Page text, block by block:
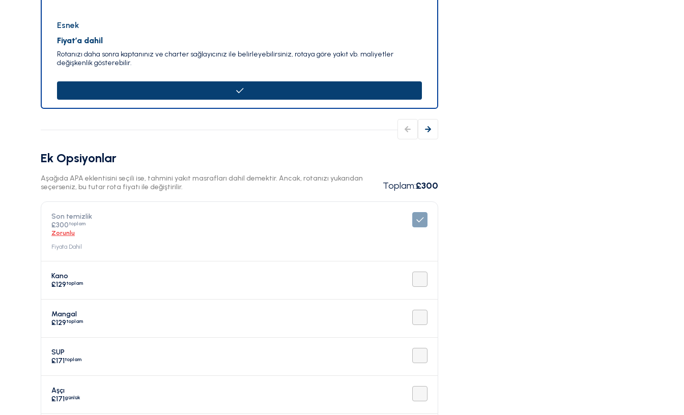
Esnek
Fiyat’a dahil
Rotanızı daha sonra kaptanınız ve charter sağlayıcınız ile belirleyebilirsiniz, rotaya göre yakıt vb. maliyetler
değişkenlik gösterebilir.
Ek Opsiyonlar
Aşağıda APA eklentisini seçili ise, tahmini yakıt masrafları dahil demektir. Ancak, rotanızı yukarıdan
seçerseniz, bu tutar rota fiyatı ile değiştirilir.
Toplam:£300
Son temizlik
£300toplam
Zorunlu
Fiyata Dahil
Kano
£129toplam
Mangal
£129toplam
SUP
£171toplam
Aşçı
£171günlük